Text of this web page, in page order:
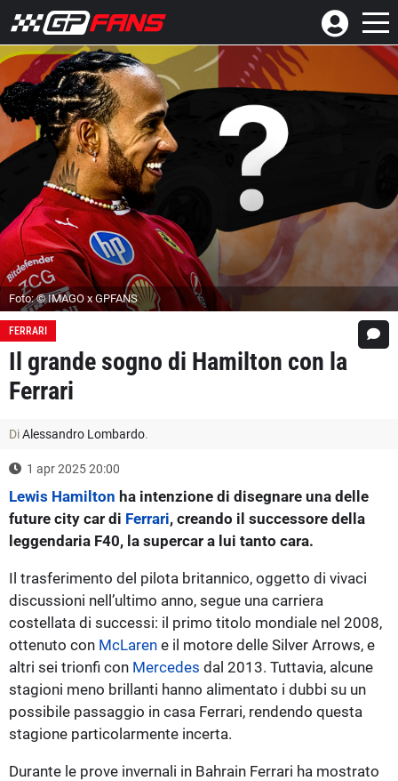
Foto: © IMAGO x GPFANS
FERRARI
Il grande sogno di Hamilton con la
Ferrari
DiAlessandro Lombardo.
1 apr 2025 20:00
Lewis Hamilton ha intenzione di disegnare una delle
future city car di Ferrari, creando il successore della
leggendaria F40, la supercar a lui tanto cara.
Il trasferimento del pilota britannico, oggetto di vivaci
discussioni nell’ultimo anno, segue una carriera
costellata di successi: il primo titolo mondiale nel 2008,
ottenuto con McLaren e il motore delle Silver Arrows, e
altri sei trionfi con Mercedes dal 2013. Tuttavia, alcune
stagioni meno brillanti hanno alimentato i dubbi su un
possibile passaggio in casa Ferrari, rendendo questa
stagione particolarmente incerta.
Durante le prove invernali in Bahrain Ferrari ha mostrato